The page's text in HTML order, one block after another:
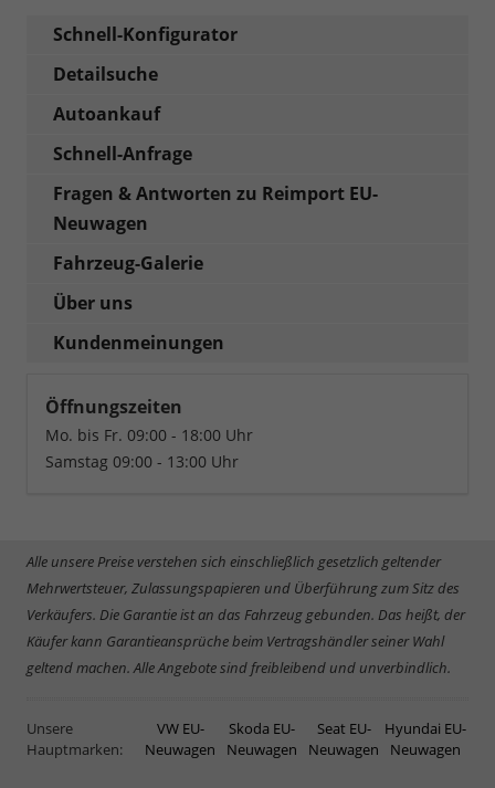
Schnell-Konfigurator
Detailsuche
Autoankauf
Schnell-Anfrage
Fragen & Antworten zu Reimport EU-
Neuwagen
Fahrzeug-Galerie
Über uns
Kundenmeinungen
Öffnungszeiten
Mo. bis Fr. 09:00 - 18:00 Uhr
Samstag 09:00 - 13:00 Uhr
Alle unsere Preise verstehen sich einschließlich gesetzlich geltender
Mehrwertsteuer, Zulassungspapieren und Überführung zum Sitz des
Verkäufers. Die Garantie ist an das Fahrzeug gebunden. Das heißt, der
Käufer kann Garantieansprüche beim Vertragshändler seiner Wahl
geltend machen. Alle Angebote sind freibleibend und unverbindlich.
Unsere
Hauptmarken:
VW EU-
Neuwagen
Skoda EU-
Neuwagen
Seat EU-
Neuwagen
Hyundai EU-
Neuwagen